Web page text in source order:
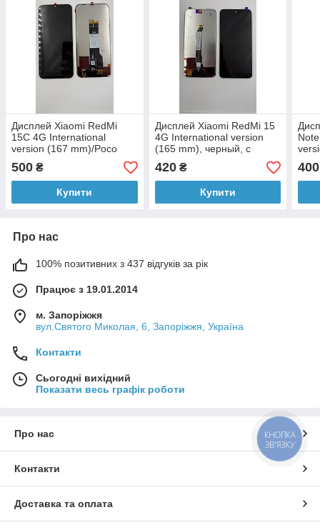
Дисплей Xiaomi RedMi
15С 4G International
version (167 mm)/Poco
C85, черный, с
тачскрином, ORIGINAL
NEW
500 ₴
Купити
Дисплей Xiaomi RedMi 15
4G International version
(165 mm), черный, с
тачскрином
420₴
Купити
400
Про нас
100% позитивних з 437 відгуків за рік
Працює з 19.01.2014
м. Запоріжжя
вул.Святого Миколая, 6, Запоріжжя, Україна
Контакти
Сьогодні вихідний
Показати весь графік роботи
Про нас
Контакти
Доставка та оплата